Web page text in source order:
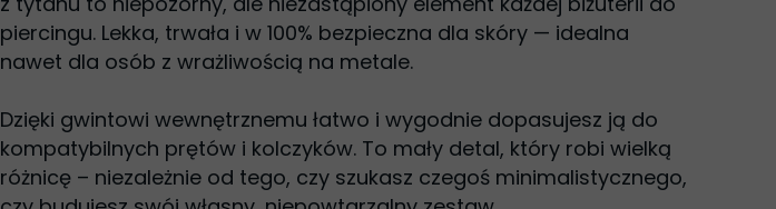
piercingu. Lekka, trwała i w 100% bezpieczna dla skóry — idealna
nawet dla osób z wrażliwością na metale.
Dzięki gwintowi wewnętrznemu łatwo i wygodnie dopasujesz ją do
kompatybilnych prętów i kolczyków. To mały detal, który robi wielką
różnicę – niezależnie od tego, czy szukasz czegoś minimalistycznego,